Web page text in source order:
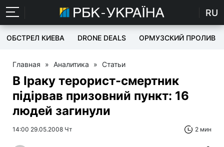
RU
ОБСТРЕЛ КИЕВА DRONE DEALS ОРМУЗСКИЙ ПРОЛИВ
Главная » Аналитика » Статьи
В Іраку терорист-смертник
підірвав призовний пункт: 16
людей загинули
14:00 29.05.2008 Чт 2 мин